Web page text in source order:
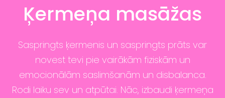
Ķermeņa masāžas
Saspringts ķermenis un saspringts prāts var
novest tevi pie vairākām fiziskām un
emocionālām saslimšanām un disbalanca.
Rodi laiku sev un atpūtai. Nāc, izbaudi ķermeņa